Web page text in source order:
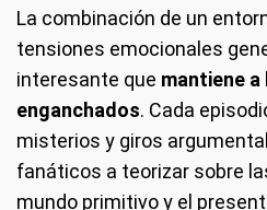
La combinación de un
tensiones emocionales
interesante que mantiene
enganchados. Cada
misterios y giros
fanáticos a teorizar sobre
mundo primitivo y el